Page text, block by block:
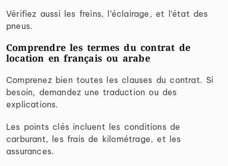
Vérifiez aussi les freins, l’éclairage, et l’état des
pneus.
Comprendre les termes du contrat de
location en français ou arabe
Comprenez bien toutes les clauses du contrat. Si
besoin, demandez une traduction ou des
explications.
Les points clés incluent les conditions de
carburant, les frais de kilométrage, et les
assurances.